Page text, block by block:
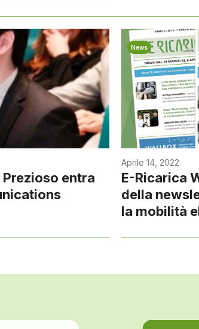
entra
News
Aprile 14, 2022
E-Ricarica
della
la mobilità